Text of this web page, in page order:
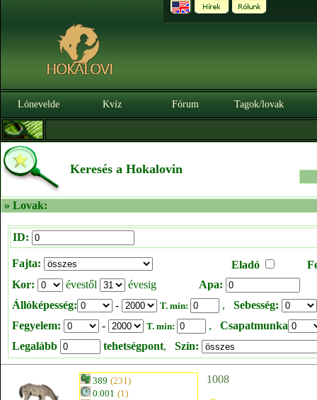
Lónevelde Kvíz Fórum Tagok/lovak
Keresés a Hokalovin
» Lovak:
ID:
Fajta: Eladó
Kor:
évestől évesig
Apa:
Állóképesség:
- T. min: , Sebesség:
Fegyelem:
- T. min: , Csapatmunka
Legalább
tehetségpont, Szín:
389 (231)
0.001 (1)
1008